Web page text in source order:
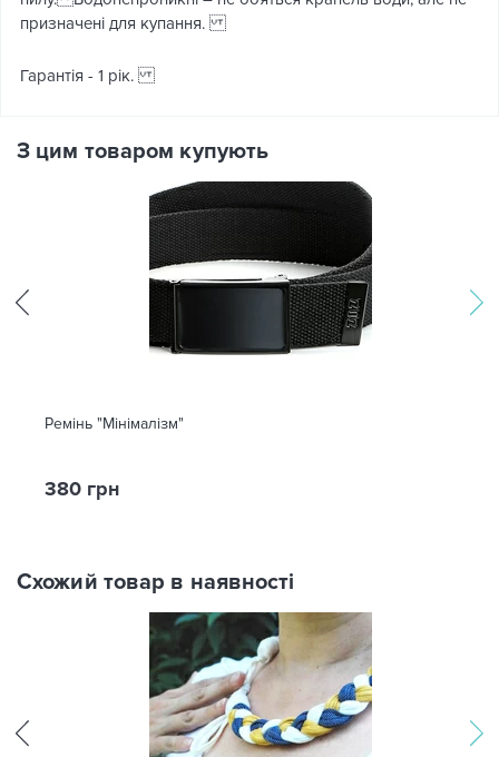
призначені для купання.
Гарантія - 1 рік.
З цим товаром купують
Ремінь "Мінімалізм"
380 грн
Схожий товар в наявності